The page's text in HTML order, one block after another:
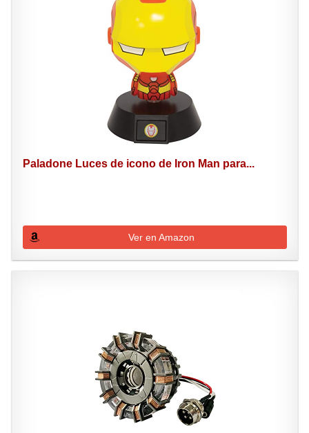
Paladone Luces de icono de Iron Man para...
Ver en Amazon